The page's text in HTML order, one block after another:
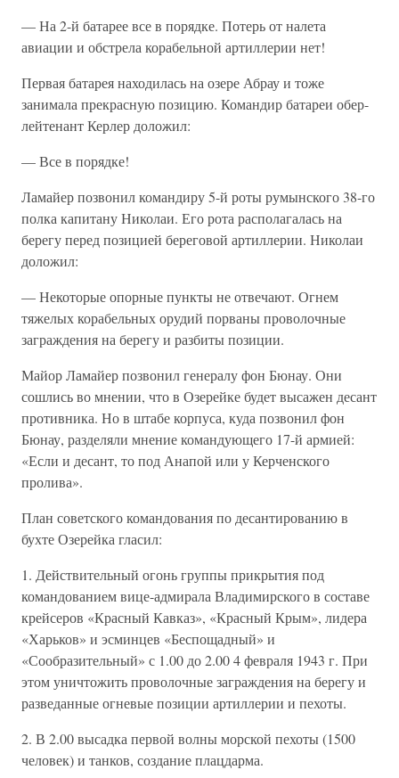
— На 2-й батарее все в порядке. Потерь от налета
авиации и обстрела корабельной артиллерии нет!
Первая батарея находилась на озере Абрау и тоже
занимала прекрасную позицию. Командир батареи обер-
лейтенант Керлер доложил:
— Все в порядке!
Ламайер позвонил командиру 5-й роты румынского 38-го
полка капитану Николаи. Его рота располагалась на
берегу перед позицией береговой артиллерии. Николаи
доложил:
— Некоторые опорные пункты не отвечают. Огнем
тяжелых корабельных орудий порваны проволочные
заграждения на берегу и разбиты позиции.
Майор Ламайер позвонил генералу фон Бюнау. Они
сошлись во мнении, что в Озерейке будет высажен десант
противника. Но в штабе корпуса, куда позвонил фон
Бюнау, разделяли мнение командующего 17-й армией:
«Если и десант, то под Анапой или у Керченского
пролива».
План советского командования по десантированию в
бухте Озерейка гласил:
1. Действительный огонь группы прикрытия под
командованием вице-адмирала Владимирского в составе
крейсеров «Красный Кавказ», «Красный Крым», лидера
«Харьков» и эсминцев «Беспощадный» и
«Сообразительный» с 1.00 до 2.00 4 февраля 1943 г. При
этом уничтожить проволочные заграждения на берегу и
разведанные огневые позиции артиллерии и пехоты.
2. В 2.00 высадка первой волны морской пехоты (1500
человек) и танков, создание плацдарма.